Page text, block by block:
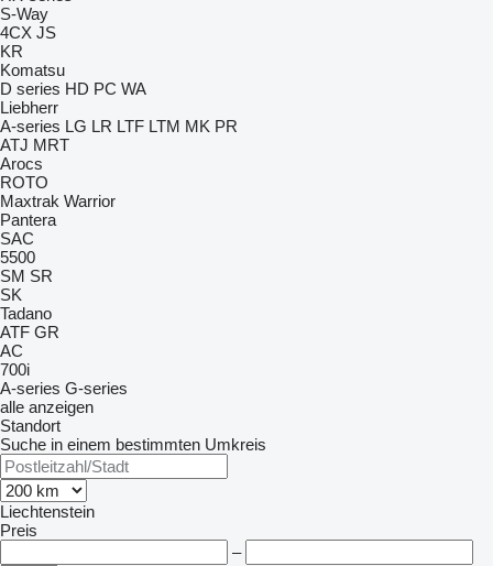
S-Way
4CX JS
KR
Komatsu
D series HD PC WA
Liebherr
A-series LG LR LTF LTM MK PR
ATJ MRT
Arocs
ROTO
Maxtrak Warrior
Pantera
SAC
5500
SM SR
SK
Tadano
ATF GR
AC
700i
A-series G-series
alle anzeigen
Standort
Suche in einem bestimmten Umkreis
Liechtenstein
Preis
–